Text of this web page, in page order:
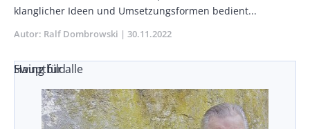
klanglicher Ideen und Umsetzungsformen bedient...
Autor Ralf Dombrowski Publikationsdatum
30.11.2022
Swing für alle
Hauptbild